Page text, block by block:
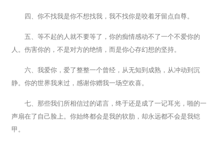
四、你不找我是你不想找我，我不找你是咬着牙留点自尊。
五、等不起的人就不要等了，你的痴情感动不了一个不爱你的
人。伤害你的，不是对方的绝情，而是你心存幻想的坚持。
六、我爱你，爱了整整一个曾经，从无知到成熟，从冲动到沉
静。你的世界我来过，感谢你赠我一场空欢喜。
七、那些我们所相信过的诺言，终于还是成了一记耳光，啪的一
声扇在了自己脸上。你始终都会是我的软肋，却永远都不会是我铠
甲。